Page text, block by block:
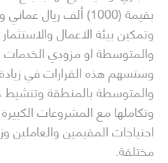
بقيمة (1000) ألف
وتمكين بيئة الاعمال
والمتوسطة او مزودي الخدمات
وستسهم هذه القرارات في
والمتوسطة بالمنطقة وتنشيط
وتكاملها مع المشروعات
احتياجات المقيمين
مختلفة.